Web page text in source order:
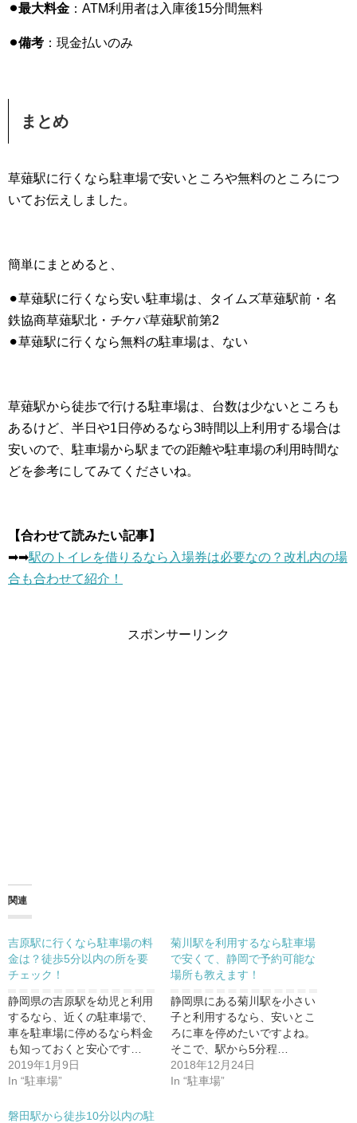
⚫︎最大料金 ：ATM利用者は入庫後15分間無料
⚫︎備考 ：現金払いのみ
まとめ
草薙駅に行くなら駐車場で安いところや無料のところにつ
いてお伝えしました。
簡単にまとめると、
⚫︎草薙駅に行くなら安い駐車場は、タイムズ草薙駅前・名
鉄協商草薙駅北・チケパ草薙駅前第2
⚫︎草薙駅に行くなら無料の駐車場は、ない
草薙駅から徒歩で行ける駐車場は、台数は少ないところも
あるけど、半日や1日停めるなら3時間以上利用する場合は
安いので、駐車場から駅までの距離や駐車場の利用時間な
どを参考にしてみてくださいね。
【合わせて読みたい記事】
➡︎➡︎駅のトイレを借りるなら入場券は必要なの？改札内の場
合も合わせて紹介！
スポンサーリンク
関連
吉原駅に行くなら駐車場の料
金は？徒歩5分以内の所を要
チェック！
静岡県の吉原駅を幼児と利用
するなら、近くの駐車場で、
車を駐車場に停めるなら料金
も知っておくと安心です…
2019年1月9日
In “駐車場”
菊川駅を利用するなら駐車場
で安くて、静岡で予約可能な
場所も教えます！
静岡県にある菊川駅を小さい
子と利用するなら、安いとこ
ろに車を停めたいですよね。
そこで、駅から5分程…
2018年12月24日
In “駐車場”
磐田駅から徒歩10分以内の駐